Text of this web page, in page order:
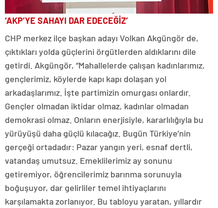
‘AKP’YE SAHAYI DAR EDECEĞİZ’
CHP merkez ilçe başkan adayı Volkan Akgüngör de,
çıktıkları yolda güçlerini örgütlerden aldıklarını dile
getirdi. Akgüngör, “Mahallelerde çalışan kadınlarımız,
gençlerimiz, köylerde kapı kapı dolaşan yol
arkadaşlarımız. İşte partimizin omurgası onlardır.
Gençler olmadan iktidar olmaz, kadınlar olmadan
demokrasi olmaz. Onların enerjisiyle, kararlılığıyla bu
yürüyüşü daha güçlü kılacağız. Bugün Türkiye’nin
gerçeği ortadadır: Pazar yangın yeri, esnaf dertli,
vatandaş umutsuz. Emeklilerimiz ay sonunu
getiremiyor, öğrencilerimiz barınma sorunuyla
boğuşuyor, dar gelirliler temel ihtiyaçlarını
karşılamakta zorlanıyor. Bu tabloyu yaratan, yıllardır